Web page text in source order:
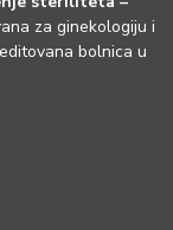
za ginekologiju i
bolnica u